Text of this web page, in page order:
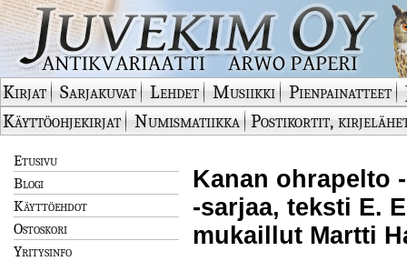
Kirjat Sarjakuvat Lehdet Musiikki Pienpainatteet
Käyttöohjekirjat
Numismatiikka Postikortit,
Etusivu
Blogi
Käyttöehdot
Ostoskori
Yritysinfo
Kanan ohrapelto
-sarjaa, teksti E.
mukaillut Martti